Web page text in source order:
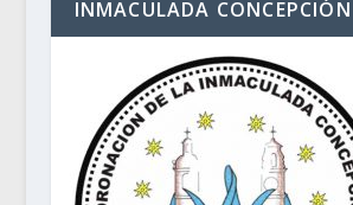
INMACULADA CONCEPCIÓN